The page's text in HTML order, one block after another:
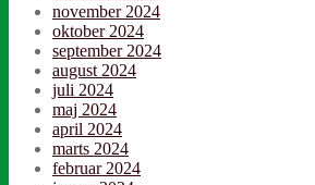
november 2024
oktober 2024
september 2024
august 2024
juli 2024
maj 2024
april 2024
marts 2024
februar 2024